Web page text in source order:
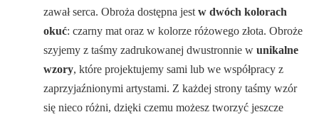
zawał serca. Obroża dostępna jestw dwóch kolorach
okuć: czarny mat oraz w kolorze różowego złota. Obroże
szyjemy z taśmy zadrukowanej dwustronnie wunikalne
wzory, które projektujemy sami lub we współpracy z
zaprzyjaźnionymi artystami. Z każdej strony taśmy wzór
się nieco różni, dzięki czemu możesz tworzyć jeszcze